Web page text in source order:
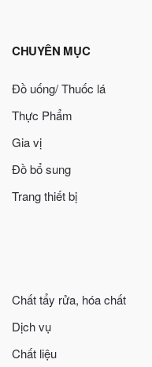
CHUYÊN MỤC
Đồ uống/ Thuốc lá
Thực Phẩm
Gia vị
Đồ bổ sung
Trang thiết bị
Chất tẩy rửa, hóa chất
Dịch vụ
Chất liệu